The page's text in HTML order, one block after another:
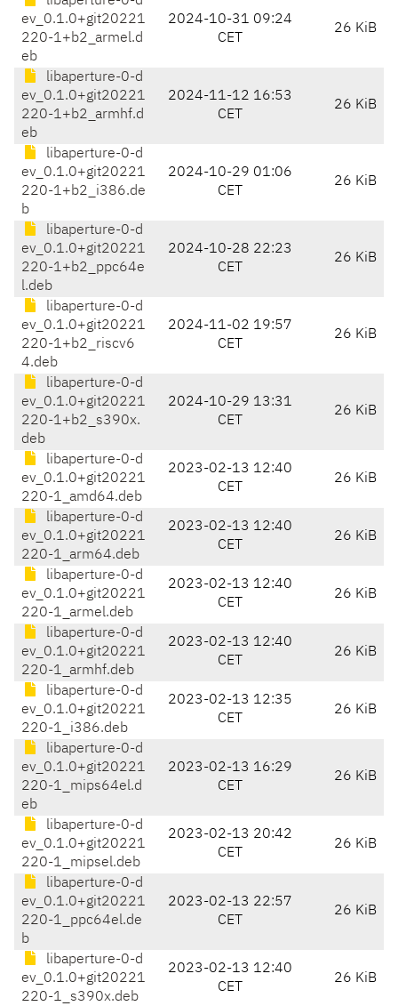
ev_0.1.0+git20221
220-1+b2_armel.d
eb
2024-10-31 09:24
CET
26 KiB
libaperture-0-d
ev_0.1.0+git20221
220-1+b2_armhf.d
eb
2024-11-12 16:53
CET
26 KiB
libaperture-0-d
ev_0.1.0+git20221
220-1+b2_i386.de
b
2024-10-29 01:06
CET
26 KiB
libaperture-0-d
ev_0.1.0+git20221
220-1+b2_ppc64e
l.deb
2024-10-28 22:23
CET
26 KiB
libaperture-0-d
ev_0.1.0+git20221
220-1+b2_riscv6
4.deb
2024-11-02 19:57
CET
26 KiB
libaperture-0-d
ev_0.1.0+git20221
220-1+b2_s390x.
deb
2024-10-29 13:31
CET
26 KiB
libaperture-0-d
ev_0.1.0+git20221
220-1_amd64.deb
2023-02-13 12:40
CET
26 KiB
libaperture-0-d
ev_0.1.0+git20221
220-1_arm64.deb
2023-02-13 12:40
CET
26 KiB
libaperture-0-d
ev_0.1.0+git20221
220-1_armel.deb
2023-02-13 12:40
CET
26 KiB
libaperture-0-d
ev_0.1.0+git20221
220-1_armhf.deb
2023-02-13 12:40
CET
26 KiB
libaperture-0-d
ev_0.1.0+git20221
220-1_i386.deb
2023-02-13 12:35
CET
26 KiB
libaperture-0-d
ev_0.1.0+git20221
220-1_mips64el.d
eb
2023-02-13 16:29
CET
26 KiB
libaperture-0-d
ev_0.1.0+git20221
220-1_mipsel.deb
2023-02-13 20:42
CET
26 KiB
libaperture-0-d
ev_0.1.0+git20221
220-1_ppc64el.de
b
2023-02-13 22:57
CET
26 KiB
libaperture-0-d
ev_0.1.0+git20221
220-1_s390x.deb
2023-02-13 12:40
CET
26 KiB